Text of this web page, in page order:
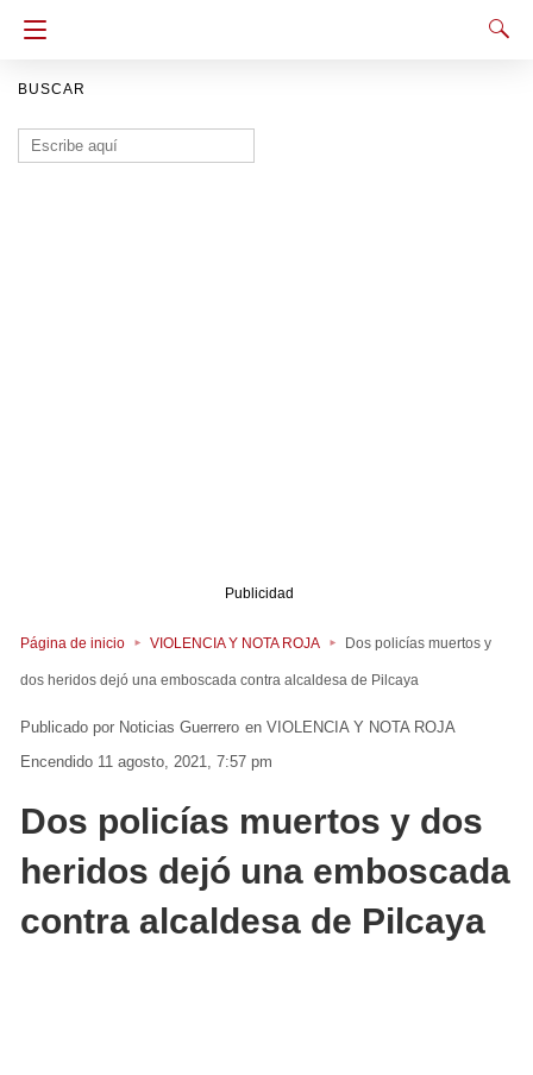
BUSCAR
Buscar:
Publicidad
Página de inicio VIOLENCIA Y NOTA ROJA Dos policías muertos y
dos heridos dejó una emboscada contra alcaldesa de Pilcaya
Noticias Guerrero en VIOLENCIA Y NOTA ROJA
Encendido 11 agosto, 2021, 7:57 pm
Dos policías muertos y dos
heridos dejó una emboscada
contra alcaldesa de Pilcaya